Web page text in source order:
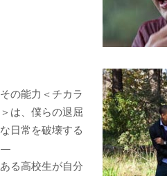
その能力＜チカラ
＞は、僕らの退屈
な日常を破壊する
—
ある高校生が自分